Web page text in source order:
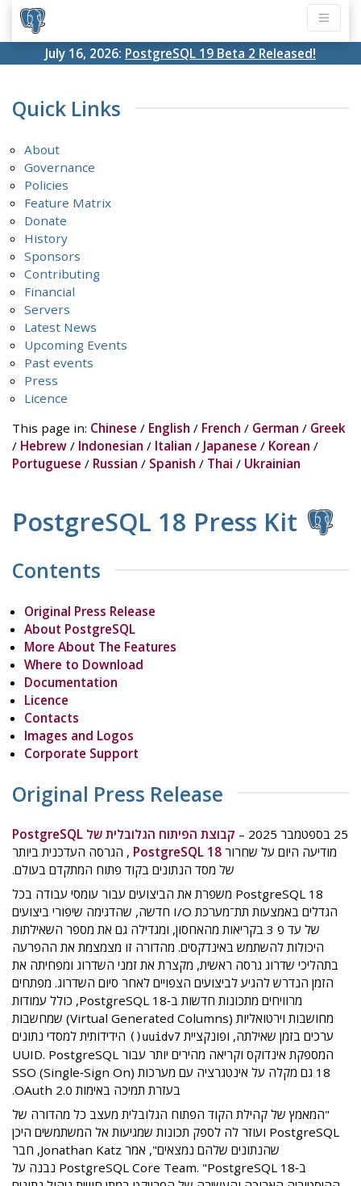
July 16, 2026: PostgreSQL 19 Beta 2 Released!
Quick Links
About
Governance
Policies
Feature Matrix
Donate
History
Sponsors
Contributing
Financial
Servers
Latest News
Upcoming Events
Past events
Press
Licence
This page in: Chinese / English / French / German / Greek
/ Hebrew / Indonesian / Italian / Japanese / Korean /
Portuguese / Russian / Spanish / Thai / Ukrainian
PostgreSQL 18 Press Kit
Contents
Original Press Release
About PostgreSQL
More About The Features
Where to Download
Documentation
Licence
Contacts
Images and Logos
Corporate Support
Original Press Release
25 בספטמבר 2025 –
קבוצת הפיתוח הגלובלית של PostgreSQL
מודיעה היום על שחרור PostgreSQL 18 , הגרסה העדכנית ביותר
של מסד הנתונים בקוד פתוח המתקדם בעולם.
PostgreSQL 18 משפרת את הביצועים עבור עומסי עבודה בכל
הגדלים באמצעות תת־מערכת I/O חדשה, שהדגימה שיפורי ביצועים
של עד פ 3 בקריאות מהאחסון, ומגדילה גם את מספר השאילתות
היכולות להשתמש באינדקסים. מהדורה זו מצמצמת את ההפרעה
בתהליכי שדרוג גרסה ראשית, מקצרת את זמני השדרוג ומפחיתה את
הזמן הנדרש להגיע לביצועים הצפויים לאחר סיום השדרוג. מפתחים
מרוויחים מתכונות חדשות ב‑PostgreSQL 18, כולל עמודות
מחושבות וירטואליות (Virtual Generated Columns) שמחשבות
ערכים בזמן שאילתה, ופונקציית uuidv7()
הידידותית למסדי נתונים
המספקת אינדוקס וקריאה מהירים יותר עבור UUID. PostgreSQL
18 גם מקלה על אינטגרציה עם מערכות SSO (Single‑Sign On)
בעזרת תמיכה באימות OAuth 2.0.
"המאמץ של קהילת הקוד הפתוח הגלובלית מעצב כל מהדורה של
PostgreSQL ועוזר לה לספק תכונות שמגיעות אל המשתמשים היכן
שהנתונים שלהם נמצאים", אמר Jonathan Katz, חבר
ב‑PostgreSQL Core Team. "PostgreSQL 18 נבנה על